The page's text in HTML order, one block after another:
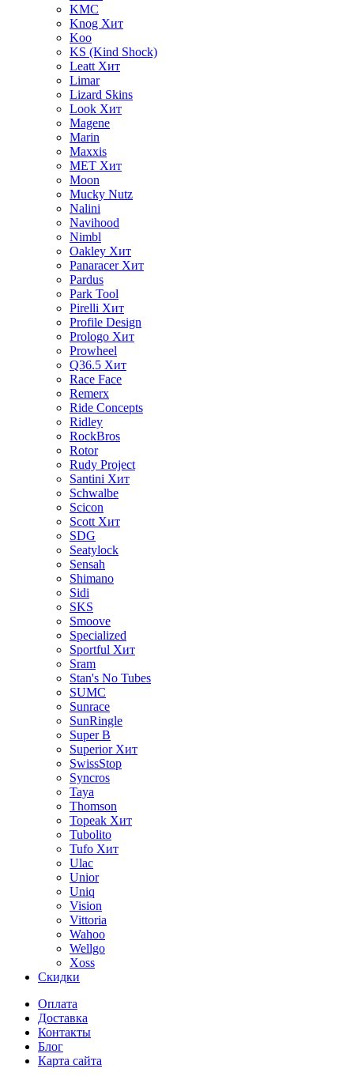
KMC
Knog Хит
Koo
KS (Kind Shock)
Leatt Хит
Limar
Lizard Skins
Look Хит
Magene
Marin
Maxxis
MET Хит
Moon
Mucky Nutz
Nalini
Navihood
Nimbl
Oakley Хит
Panaracer Хит
Pardus
Park Tool
Pirelli Хит
Profile Design
Prologo Хит
Prowheel
Q36.5 Хит
Race Face
Remerx
Ride Concepts
Ridley
RockBros
Rotor
Rudy Project
Santini Хит
Schwalbe
Scicon
Scott Хит
SDG
Seatylock
Sensah
Shimano
Sidi
SKS
Smoove
Specialized
Sportful Хит
Sram
Stan's No Tubes
SUMC
Sunrace
SunRingle
Super B
Superior Хит
SwissStop
Syncros
Taya
Thomson
Topeak Хит
Tubolito
Tufo Хит
Ulac
Unior
Uniq
Vision
Vittoria
Wahoo
Wellgo
Xoss
Скидки
Оплата
Доставка
Контакты
Блог
Карта сайта